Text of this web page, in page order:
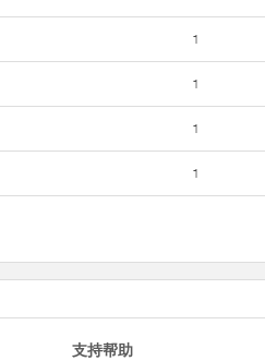
1
1
1
1
支持帮助